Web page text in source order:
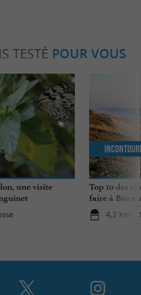
TESTÉ POUR VOUS
une visite
Top 10 des
faire à
4,2 km -